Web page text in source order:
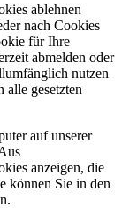
ablehnen
nach Cookies
für Ihre
abmelden oder
nutzen
alle gesetzten
auf unserer
anzeigen, die
können Sie in den